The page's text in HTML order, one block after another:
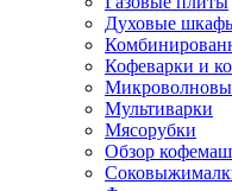
Духовые
Кофеварки и
Мультиварки
Мясорубки
Обзор